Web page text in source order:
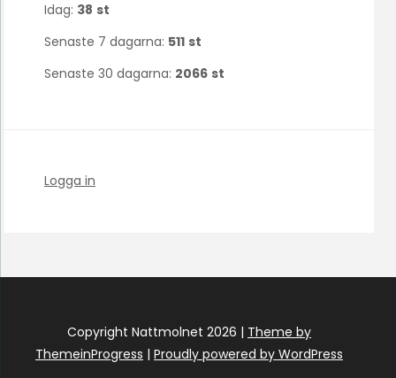
Idag: 38 st
Senaste 7 dagarna: 511 st
Senaste 30 dagarna: 2066 st
Logga in
Copyright Nattmolnet 2026 | Theme by
ThemeinProgress | Proudly powered by WordPress